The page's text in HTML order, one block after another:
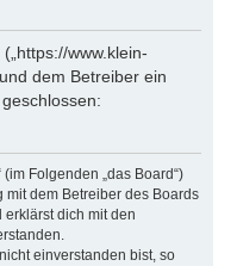
www.klein-
dem Betreiber ein
(im Folgenden „das Board“)
dem Betreiber des Boards
erklärst dich mit den
einverstanden bist, so